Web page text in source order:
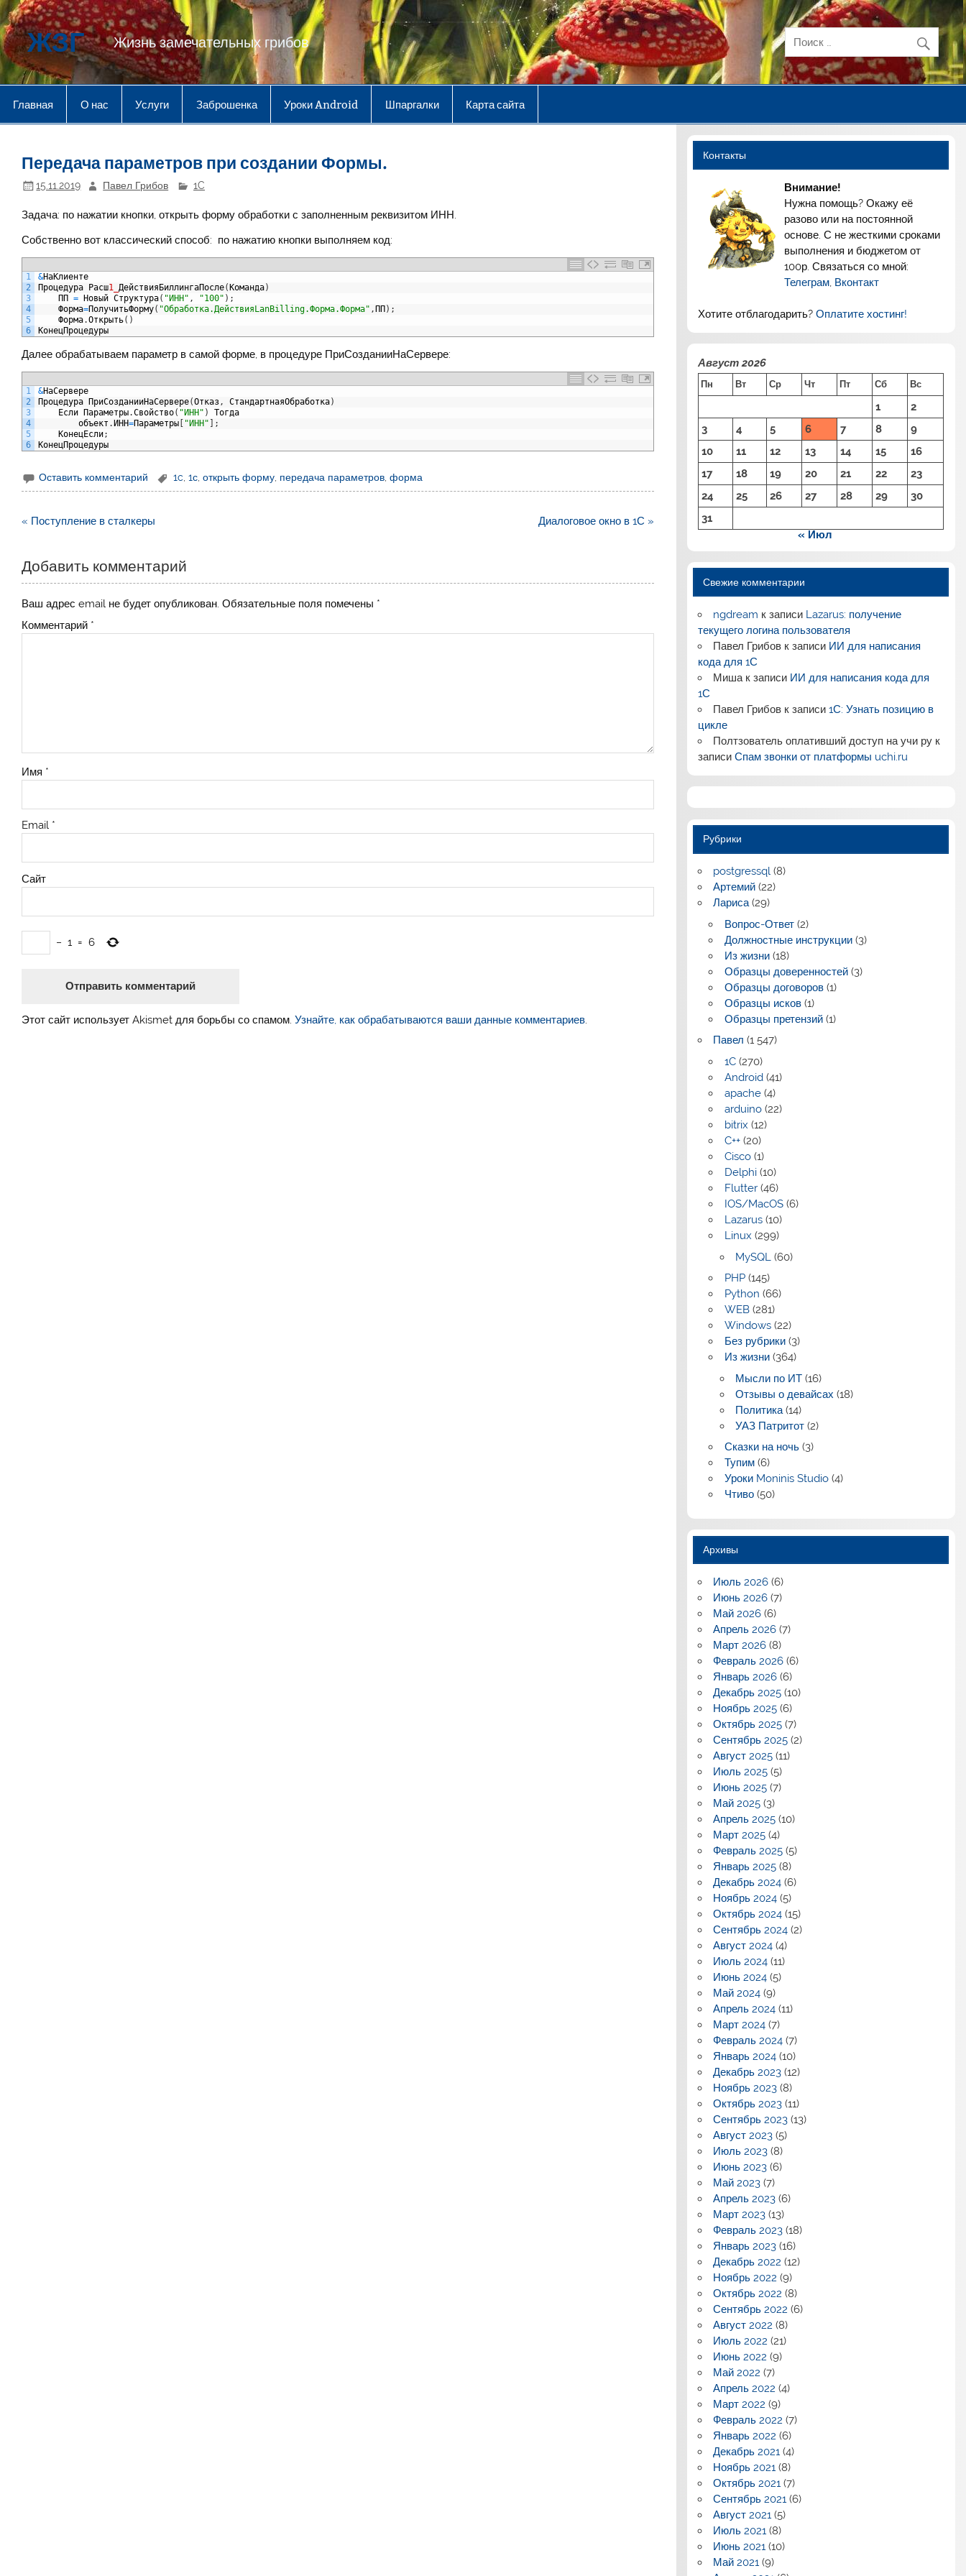
Перейти
к
содержимому
ЖЗГ Жизнь замечательных грибов
Главная О нас Услуги Заброшенка Уроки Android Шпаргалки Карта сайта
Передача параметров при создании Формы.
15.11.2019 Павел Грибов 1C
Задача: по нажатии кнопки, открыть форму обработки с заполненным реквизитом ИНН.
Собственно вот классический способ: по нажатию кнопки выполняем код:
1
2
3
4
5
6
&НаКлиенте
Процедура
Расш1_ДействияБиллингаПосле( Команда)
ПП = Новый Структура( "ИНН" , "100" ) ;
Форма=ПолучитьФорму( "Обработка.ДействияLanBilling.Форма.Форма" , ПП ) ;
Форма.Открыть( )
КонецПроцедуры
Далее обрабатываем параметр в самой форме, в процедуре ПриСозданииНаСервере:
1
2
3
4
5
6
&НаСервере
Процедура
ПриСозданииНаСервере(Отказ, СтандартнаяОбработка)
Если
Параметры.Свойство( "ИНН" )
Тогда
объект . ИНН=Параметры "ИНН"
;
КонецЕсли;
КонецПроцедуры
Оставить комментарий 1c ,1с ,открыть форму передача параметров ,форма
Навигация
« Поступление в сталкеры Диалоговое окно в 1С »
Добавить комментарий
Ваш адрес email не будет опубликован. Обязательные поля помечены *
Комментарий *
Имя *
Email *
Сайт
− 1 = 6
Этот сайт использует Akismet для борьбы со спамом.Узнайте, как обрабатываются ваши данные комментариев.
Контакты
Внимание!
Нужна помощь? Окажу её
разово или на постоянной
основе. С не жесткими сроками
выполнения и бюджетом от
100р. Связаться со мной:
Телеграм Вконтакт
Хотите отблагодарить?Оплатите хостинг!
Август 2026
Пн Вт Ср Чт Пт Сб Вс
1
2
3
4 5 6 7 8
9
10
11 12 13 14 15
16
17
18 19 20 21 22
23
24
25 26 27 28 29
30
31
« Июл
Свежие комментарии
ngdream к записи Lazarus: получение
текущего логина пользователя
Павел Грибов к записи ИИ для написания
кода для 1С
Мишак записи ИИ для написания кода для
1С
Павел Грибов к записи1С: Узнать позицию в
цикле
Полтзователь оплативший доступ на учи ру к
записиСпам звонки от платформы uchi.ru
Рубрики
postgressql (8)
Артемий (22)
Лариса(29)
Вопрос-Ответ(2)
Должностные инструкции(3)
Из жизни(18)
Образцы доверенностей(3)
Образцы договоров(1)
Образцы исков(1)
Образцы претензий(1)
Павел (1 547)
1C(270)
Android(41)
apache(4)
arduino(22)
bitrix (12)
C++(20)
Cisco(1)
Delphi(10)
Flutter(46)
IOS/MacOS(6)
Lazarus(10)
Linux (299)
MySQL(60)
PHP(145)
Python (66)
WEB(281)
Windows(22)
Без рубрики(3)
Из жизни(364)
Мысли по ИТ(16)
Отзывы о девайсах (18)
Политика(14)
УАЗ Патритот(2)
Сказки на ночь(3)
Тупим(6)
Уроки Moninis Studio(4)
Чтиво(50)
Архивы
Июль 2026 (6)
Июнь 2026 (7)
Май 2026 (6)
Апрель 2026 (7)
Март 2026 (8)
Февраль 2026 (6)
Январь 2026 (6)
Декабрь 2025 (10)
Ноябрь 2025 (6)
Октябрь 2025 (7)
Сентябрь 2025 (2)
Август 2025 (11)
Июль 2025 (5)
Июнь 2025 (7)
Май 2025 (3)
Апрель 2025 (10)
Март 2025 (4)
Февраль 2025 (5)
Январь 2025 (8)
Декабрь 2024 (6)
Ноябрь 2024 (5)
Октябрь 2024 (15)
Сентябрь 2024 (2)
Август 2024 (4)
Июль 2024 (11)
Июнь 2024 (5)
Май 2024 (9)
Апрель 2024 (11)
Март 2024 (7)
Февраль 2024 (7)
Январь 2024 (10)
Декабрь 2023 (12)
Ноябрь 2023 (8)
Октябрь 2023 (11)
Сентябрь 2023 (13)
Август 2023 (5)
Июль 2023 (8)
Июнь 2023 (6)
Май 2023 (7)
Апрель 2023 (6)
Март 2023 (13)
Февраль 2023 (18)
Январь 2023 (16)
Декабрь 2022 (12)
Ноябрь 2022 (9)
Октябрь 2022 (8)
Сентябрь 2022 (6)
Август 2022 (8)
Июль 2022 (21)
Июнь 2022 (9)
Май 2022 (7)
Апрель 2022 (4)
Март 2022 (9)
Февраль 2022 (7)
Январь 2022 (6)
Декабрь 2021 (4)
Ноябрь 2021 (8)
Октябрь 2021 (7)
Сентябрь 2021 (6)
Август 2021 (5)
Июль 2021 (8)
Июнь 2021 (10)
Май 2021 (9)